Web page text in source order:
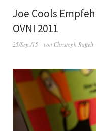
Joe Cools
OVNI 2011
25/Sep./15 von Christoph Raffelt